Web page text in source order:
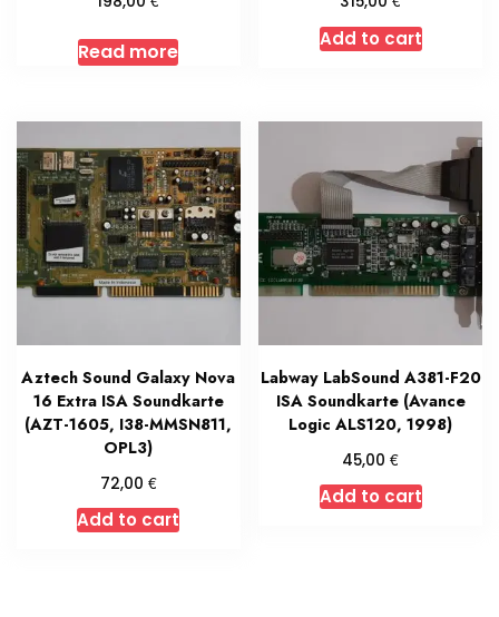
Read more
Add to cart
Aztech Sound Galaxy Nova
16 Extra ISA Soundkarte
(AZT-1605, I38-MMSN811,
OPL3)
72,00 €
Add to cart
Labway LabSound A381-F20
ISA Soundkarte (Avance
Logic ALS120, 1998)
45,00€
Add to cart